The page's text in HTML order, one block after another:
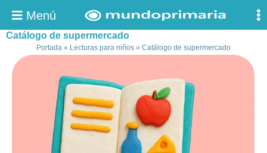
Menú
Catálogo de supermercado
Portada » Lecturas para niños » Catálogo de supermercado